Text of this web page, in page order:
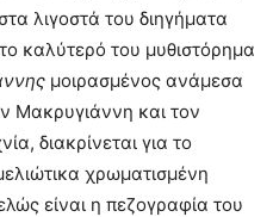
λιγοστά του διηγήματα
καλύτερό του μυθιστόρημα
μοιρασμένος ανάμεσα
Μακρυγιάννη και τον
διακρίνεται για το
χρωματισμένη
είναι η πεζογραφία του